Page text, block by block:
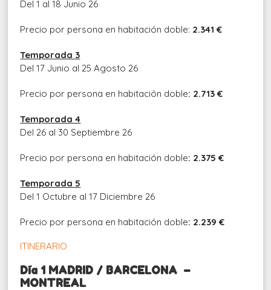
Del 1 al 18 Junio 26
Precio por persona en habitación doble: 2.341 €
Temporada 3
Del 17 Junio al 25 Agosto 26
Precio por persona en habitación doble: 2.713 €
Temporada 4
Del 26 al 30 Septiembre 26
Precio por persona en habitación doble: 2.375 €
Temporada 5
Del 1 Octubre al 17 Diciembre 26
Precio por persona en habitación doble: 2.239 €
ITINERARIO
Día 1 MADRID / BARCELONA –
MONTREAL